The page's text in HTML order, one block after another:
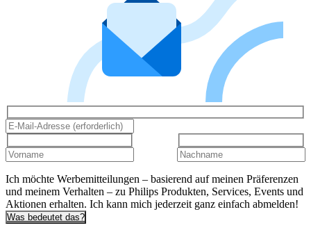
Ich möchte Werbemitteilungen – basierend auf meinen Präferenzen
und meinem Verhalten – zu Philips Produkten, Services, Events und
Aktionen erhalten. Ich kann mich jederzeit ganz einfach abmelden!
Was bedeutet das?